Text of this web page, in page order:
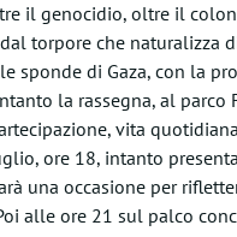
il genocidio, oltre il
torpore che naturalizza
sponde di Gaza, con la
la rassegna, al
vita
ore 18, intanto
una occasione per
alle ore 21 sul palco